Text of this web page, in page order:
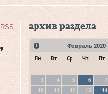
RSS архив раздела
Февраль 2020
Пн Вт Ср Чт Пт
3
4 5 6 7
10
11 12 13 14